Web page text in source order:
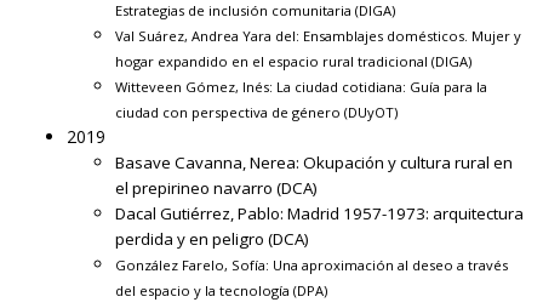
Estrategias de inclusión comunitaria (DIGA)
Val Suárez, Andrea Yara del: Ensamblajes domésticos. Mujer y
hogar expandido en el espacio rural tradicional (DIGA)
Witteveen Gómez, Inés: La ciudad cotidiana: Guía para la
ciudad con perspectiva de género (DUyOT)
2019
Basave Cavanna, Nerea: Okupación y cultura rural en
el prepirineo navarro (DCA)
Dacal Gutiérrez, Pablo: Madrid 1957-1973: arquitectura
perdida y en peligro (DCA)
González Farelo, Sofía: Una aproximación al deseo a través
del espacio y la tecnología (DPA)